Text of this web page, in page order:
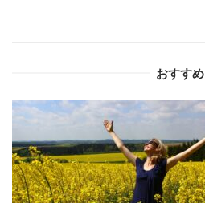
シ
ョ
ン
おすすめ